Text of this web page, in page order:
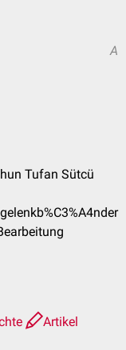
A
Tufan Sütcü
Artikel